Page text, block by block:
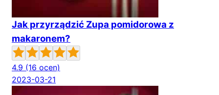
Jak przyrządzić Zupa pomidorowa z
makaronem?
4.9 (16 ocen)
2023-03-21